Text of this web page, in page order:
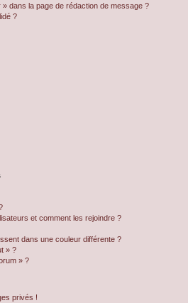
dans la page de rédaction de message ?
?
et comment les rejoindre ?
dans une couleur différente ?
» ?
» ?
privés !